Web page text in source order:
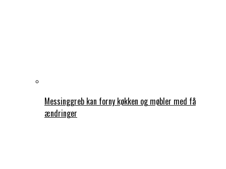
Messinggreb kan forny køkken og møbler med få
ændringer